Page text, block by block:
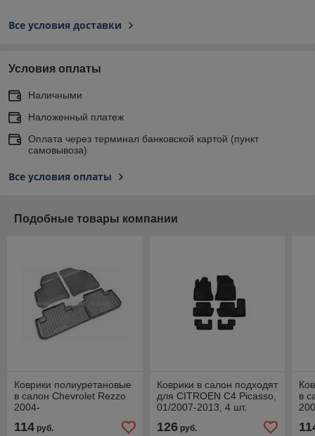
Все условия доставки
Условия оплаты
Наличными
Наложенный платеж
Оплата через терминал банковской картой (пункт
самовывоза)
Все условия оплаты
Подобные товары компании
Коврики полиуретановые
в салон Chevrolet Rezzo
2004-
114 руб.
Коврики в салон подходят
для CITROEN C4 Picasso,
01/2007-2013, 4 шт.
126руб.
в